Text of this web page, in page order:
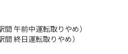
午前中運転取りやめ）
終日運転取りやめ）